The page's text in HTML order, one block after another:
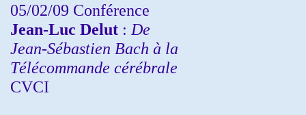
05/02/09 Conférence
Jean-Luc Delut : De
Jean-Sébastien Bach à la
Télécommande cérébrale
CVCI